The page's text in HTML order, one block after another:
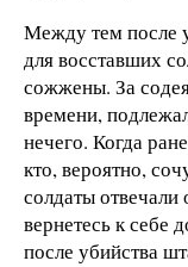
Между тем после
для восставших
сожжены. За
времени,
нечего. Когда
кто, вероятно,
солдаты
вернетесь к себе
после убийства